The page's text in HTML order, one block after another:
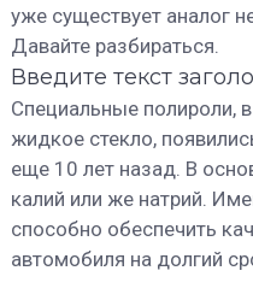
уже существует аналог
Давайте разбираться.
Введите текст
Специальные полироли,
жидкое стекло,
еще 10 лет назад. В
калий или же натрий.
способно обеспечить
автомобиля на долгий